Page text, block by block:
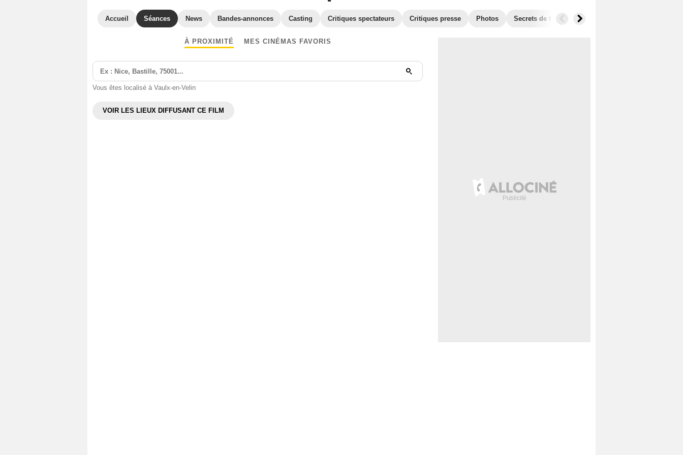
Accueil Séances News Bandes-annonces Casting Critiques spectateurs Critiques presse Photos Secrets de tournage
À PROXIMITÉ MES CINÉMAS FAVORIS
Vous êtes localisé à Vaulx-en-Velin
VOIR LES LIEUX DIFFUSANT CE FILM